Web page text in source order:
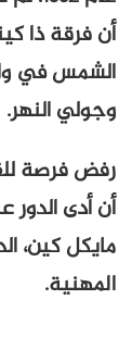
أن فرقة ذا
الشمس في
وجولي النهر.
رفض فرصة
أن أدى
مايكل كين،
المهنية.